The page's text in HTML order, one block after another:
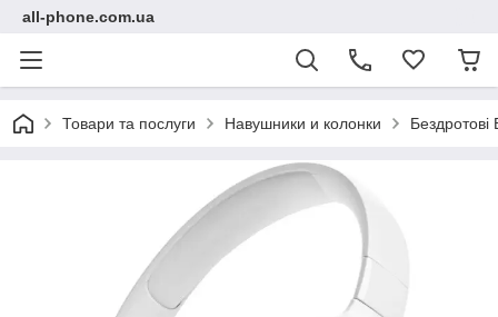
all-phone.com.ua
Товари та послуги Навушники и колонки